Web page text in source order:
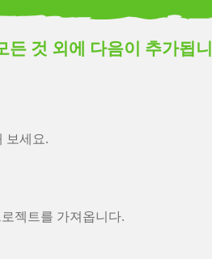
든 것 외에 다음이 추가됩니
보세요.
젝트를 가져옵니다.
요!
친절한 지원